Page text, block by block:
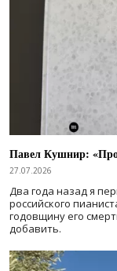
Павел Кушнир:
27.07.2026
Два года назад я
российского
годовщину его
добавить.